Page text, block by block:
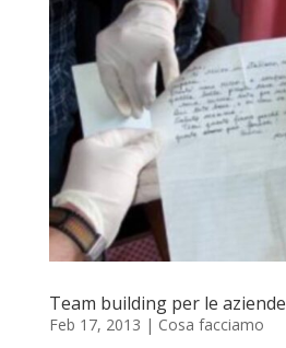
Team building per le aziende
Feb 17, 2013 | Cosa facciamo